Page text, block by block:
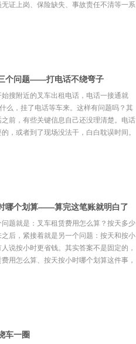
证上岗、保险缺失、事故责任不清等一系
个问题——打电话不绕弯子
搜附近的叉车出租电话，电话一接通就
么，挂了电话等车来。这样有问题吗？其
前，有些关键信息自己还没理清楚。电话
，或者到了现场没法干，白白耽误时间。
哪个划算——算完这笔账就明白了
题就是：叉车租赁费用怎么算？按天多少
后，紧接着就是另一个问题：按天和按小
说按小时更省钱。其实答案不是固定的，
用怎么算、按天按小时哪个划算这件事，
车一圈